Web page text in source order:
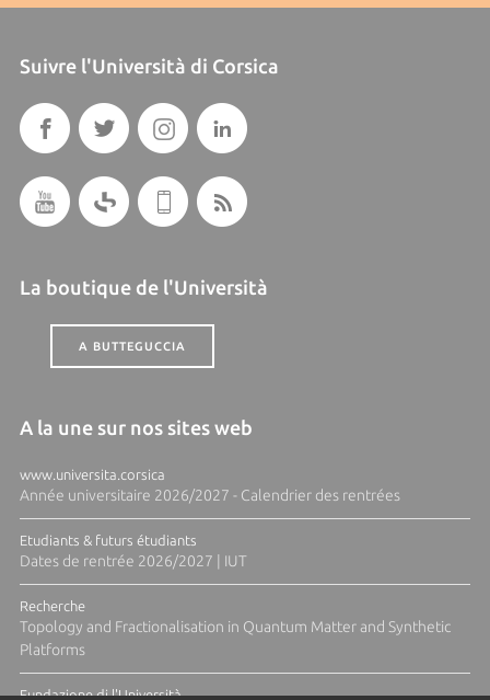
Suivre l'Università di Corsica
La boutique de l'Università
A BUTTEGUCCIA
A la une sur nos sites web
www.universita.corsica
Année universitaire 2026/2027 - Calendrier des rentrées
Etudiants & futurs étudiants
Dates de rentrée 2026/2027 | IUT
Recherche
Topology and Fractionalisation in Quantum Matter and Synthetic
Platforms
Fundazione di l'Università